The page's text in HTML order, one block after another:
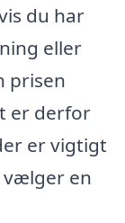
du har
eller
prisen
er derfor
er vigtigt
en